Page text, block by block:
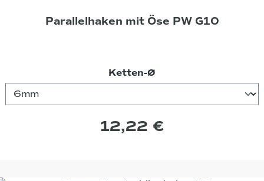
Parallelhaken mit Öse PW G10
Ketten-Ø
12,22 €